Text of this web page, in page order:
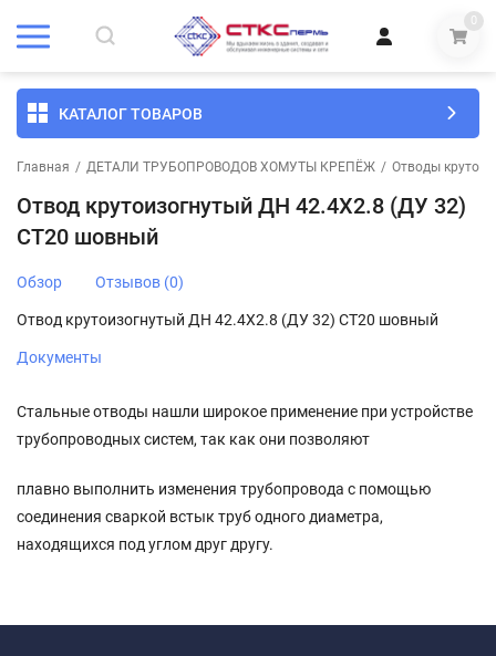
0
КАТАЛОГ ТОВАРОВ
Главная / ДЕТАЛИ ТРУБОПРОВОДОВ ХОМУТЫ КРЕПЁЖ / Отводы
Отвод крутоизогнутый ДН 42.4Х2.8 (ДУ 32)
СТ20 шовный
Обзор Отзывов (0)
Отвод крутоизогнутый ДН 42.4Х2.8 (ДУ 32) СТ20 шовный
Документы
Стальные отводы нашли широкое применение при устройстве
трубопроводных систем, так как они позволяют
плавно выполнить изменения трубопровода с помощью
соединения сваркой встык труб одного диаметра,
находящихся под углом друг другу.